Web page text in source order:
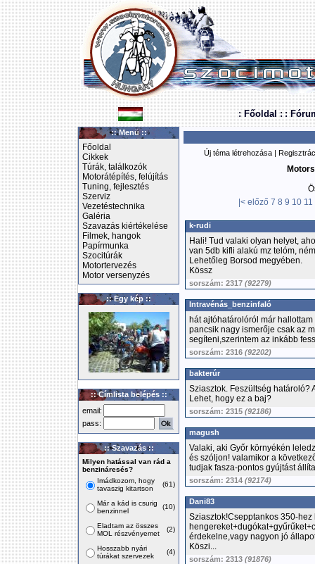
: Főoldal : :
:: Menü ::
Főoldal
Cikkek
Túrák, találkozók
Motorátépítés, felújítás
Tuning, fejlesztés
Szerviz
Vezetéstechnika
Galéria
Szavazás kiértékelése
Filmek, hangok
Papírmunka
Szocitúrák
Motortervezés
Motor versenyzés
:: Egy kép ::
:: Címlista belépés ::
email:
pass:
:: Szavazás ::
Milyen hatással van rád a
benzináresés?
Imádkozom, hogy
tavaszig kitartson
(61)
Már a kád is csurig
benzinnel
(10)
Eladtam az összes
MOL részvényemet
(2)
Hosszabb nyári
túrákat szervezek
(4)
Új téma létrehozása |
|< előző 7 8 9 10 11
k-rudi
Hali! Tud valaki olyan helyet,
van 5db kifli alakú mz telóm,
Lehetőleg Borsod megyében.
Kössz
sorszám: 2317 (92279)
Intravénás_benzinfaló
hát ajtóhatárolóról már
pancsik nagy ismerője csak az
segíteni,szerintem az inkább
sorszám: 2316 (92202)
bakterúr
Sziasztok. Feszültség határoló?
Lehet, hogy ez a baj?
sorszám: 2315 (92186)
magush
Valaki, aki Győr környékén
és szóljon! valamikor a
tudjak fasza-pontos gyújtást
sorszám: 2314 (92174)
Dani83
Sziasztok!Csepptankos 350-hez
érdekelne,vagy nagyon jó
Köszi...
sorszám: 2313 (91876)